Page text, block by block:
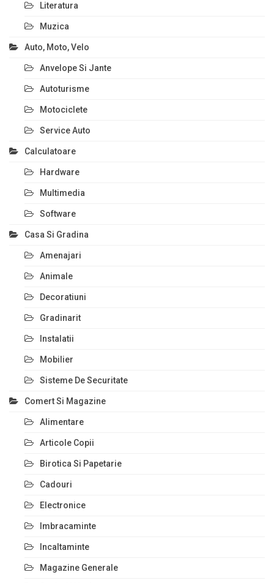
Literatura
Muzica
Auto, Moto, Velo
Anvelope Si Jante
Autoturisme
Motociclete
Service Auto
Calculatoare
Hardware
Multimedia
Software
Casa Si Gradina
Amenajari
Animale
Decoratiuni
Gradinarit
Instalatii
Mobilier
Sisteme De Securitate
Comert Si Magazine
Alimentare
Articole Copii
Birotica Si Papetarie
Cadouri
Electronice
Imbracaminte
Incaltaminte
Magazine Generale